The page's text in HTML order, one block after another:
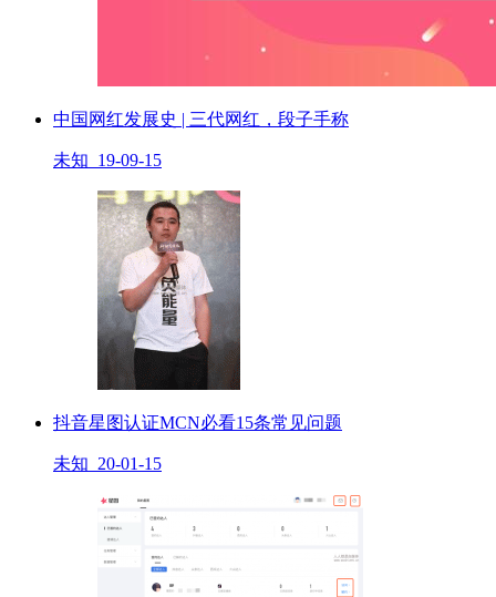
中国网红发展史 | 三代网红，段子手称
未知 19-09-15
抖音星图认证MCN必看15条常见问题
未知 20-01-15